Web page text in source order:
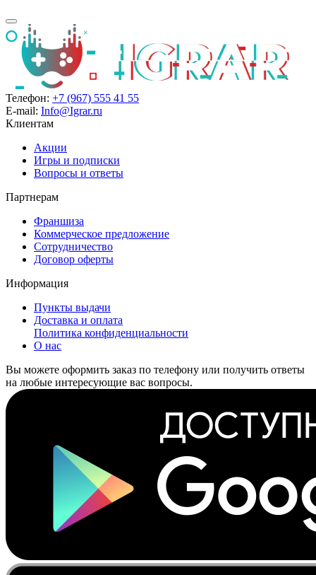
Телефон: +7 (967) 555 41 55
E-mail: Info@Igrar.ru
Клиентам
Акции
Игры и подписки
Вопросы и ответы
Партнерам
Франшиза
Коммерческое предложение
Сотрудничество
Договор оферты
Информация
Пункты выдачи
Доставка и оплата
Политика конфиденциальности
О нас
Вы можете оформить заказ по телефону или получить ответы
на любые интересующие вас вопросы.